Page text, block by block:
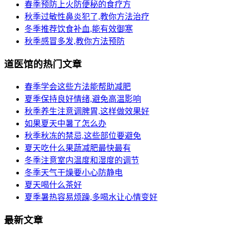
春季预防上火防便秘的食疗方
秋季过敏性鼻炎犯了,教你方法治疗
冬季推荐饮食补血,能有效御寒
秋季感冒多发,教你方法预防
道医馆的热门文章
春季学会这些方法能帮助减肥
夏季保持良好情绪,避免高温影响
秋季养生注意调脾胃,这样做效果好
如果夏天中暑了怎么办
秋季秋冻的禁忌,这些部位要避免
夏天吃什么果蔬减肥最快最有
冬季注意室内温度和湿度的调节
冬季天气干燥要小心防静电
夏天喝什么茶好
夏季暑热容易烦躁,多喝水让心情变好
最新文章